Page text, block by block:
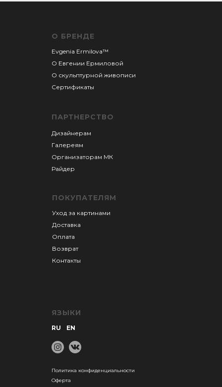
О БРЕНДЕ
Evgenia Ermilova™
О Евгении Ермиловой
О скульптурной живописи
Сертификаты
ПАРТНЕРСТВО
Дизайнерам
Галереям
Организаторам МК
Райдер
ПОКУПАТЕЛЯМ
Уход за картинами
Доставка
Оплата
Возврат
Контакты
ЯЗЫКИ
RU EN
Политика конфиденциальности
Оферта